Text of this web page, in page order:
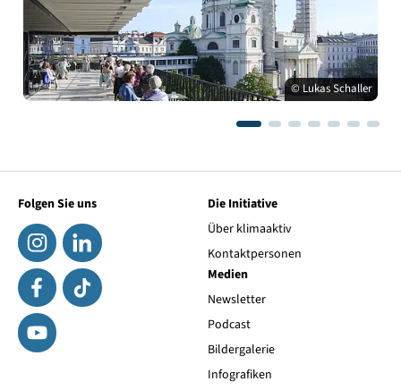
© Lukas Schaller
Folgen Sie uns
Die Initiative
Über klimaaktiv
Kontaktpersonen
Medien
Newsletter
Podcast
Bildergalerie
Infografiken